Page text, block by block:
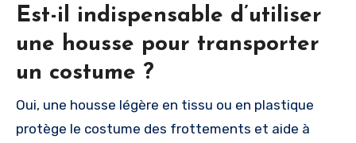
Est-il indispensable d’utiliser
une housse pour transporter
un costume ?
Oui, une housse légère en tissu ou en plastique
protège le costume des frottements et aide à